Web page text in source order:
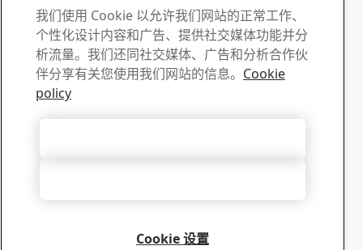
如有任何问题或疑问 , 请
与我们联系
下载中心
技术支持
从我们经验丰富的技术支持团队获得您需要的答案
我们使用 Cookie 以允许我们网站的正常工作、
个性化设计内容和广告、提供社交媒体功能并分
析流量。我们还同社交媒体、广告和分析合作伙
伴分享有关您使用我们网站的信息。 Cookie
policy
Cookie 设置